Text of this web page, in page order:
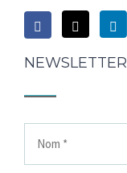
NEWSLETTER